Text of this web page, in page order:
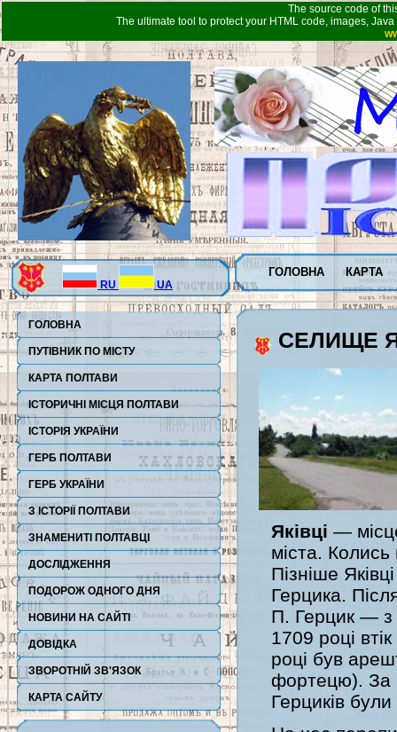
The source code of
The ultimate tool to protect your HTML code, images,
ГОЛОВНА КАРТА
RU UA
ГОЛОВНА
ПУТІВНИК ПО МІСТУ
КАРТА ПОЛТАВИ
ІСТОРИЧНІ МІСЦЯ ПОЛТАВИ
ІСТОРІЯ УКРАЇНИ
ГЕРБ ПОЛТАВИ
ГЕРБ УКРАЇНИ
З ІСТОРІЇ ПОЛТАВИ
ЗНАМЕНИТІ ПОЛТАВЦІ
ДОСЛІДЖЕННЯ
ПОДОРОЖ ОДНОГО ДНЯ
НОВИНИ НА САЙТІ
ДОВІДКА
ЗВОРОТНІЙ ЗВ'ЯЗОК
КАРТА САЙТУ
СЕЛИЩЕ
Яківці —
міста. Колись
Пізніше
Герцика.
П. Герцик — з
1709 році
році був
фортецю). За
Герциків були